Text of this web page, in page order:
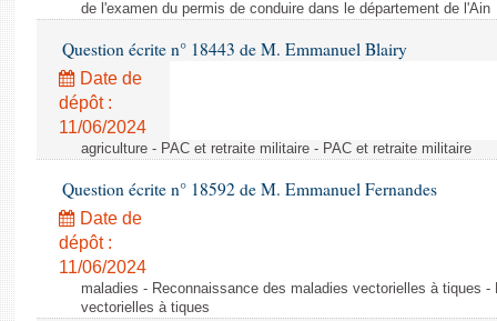
de l'examen du permis de conduire dans le département de l'Ain
Question écrite n° 18443 de M. Emmanuel Blairy
Date de
dépôt :
11/06/2024
agriculture - PAC et retraite militaire - PAC et retraite militaire
Question écrite n° 18592 de M. Emmanuel Fernandes
Date de
dépôt :
11/06/2024
maladies - Reconnaissance des maladies vectorielles à tiques
vectorielles à tiques